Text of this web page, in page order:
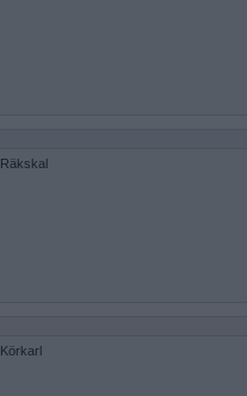
Räkskal
Körkarl